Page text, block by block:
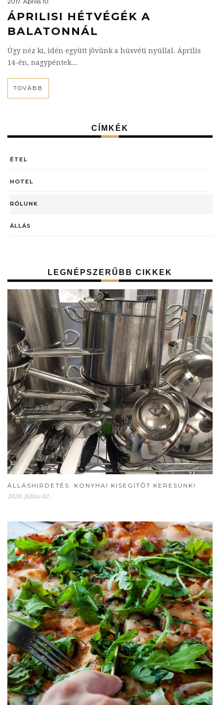
ÁPRILISI HÉTVÉGÉK A
BALATONNÁL
Úgy néz ki, idén együtt jövünk a húsvéti nyúllal. Április
14-én, nagypéntek...
TOVÁBB
CÍMKÉK
ÉTEL
HOTEL
RÓLUNK
ÁLLÁS
LEGNÉPSZERŰBB CIKKEK
ÁLLÁSHIRDETÉS: KONYHAI KISEGÍTŐT KERESÜNK!
2020. Július 02.